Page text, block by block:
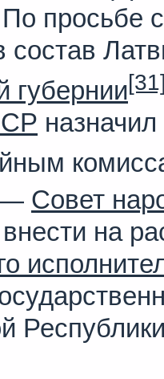
просьбе
состав
губернии
назначил
Совет
на